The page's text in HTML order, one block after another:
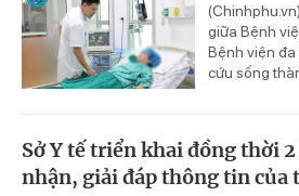
giữa Bệnh
Bệnh viện
cứu sống
Sở Y tế triển khai đồng thời
nhận, giải đáp thông tin của